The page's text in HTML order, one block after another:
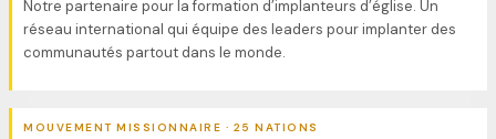
Notre partenaire pour la formation d’implanteurs d’église. Un
réseau international qui équipe des leaders pour implanter des
communautés partout dans le monde.
MOUVEMENT MISSIONNAIRE · 25 NATIONS